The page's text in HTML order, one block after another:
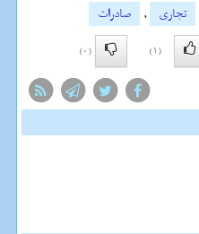
تجاری ,
صادرات
(1)
(0)